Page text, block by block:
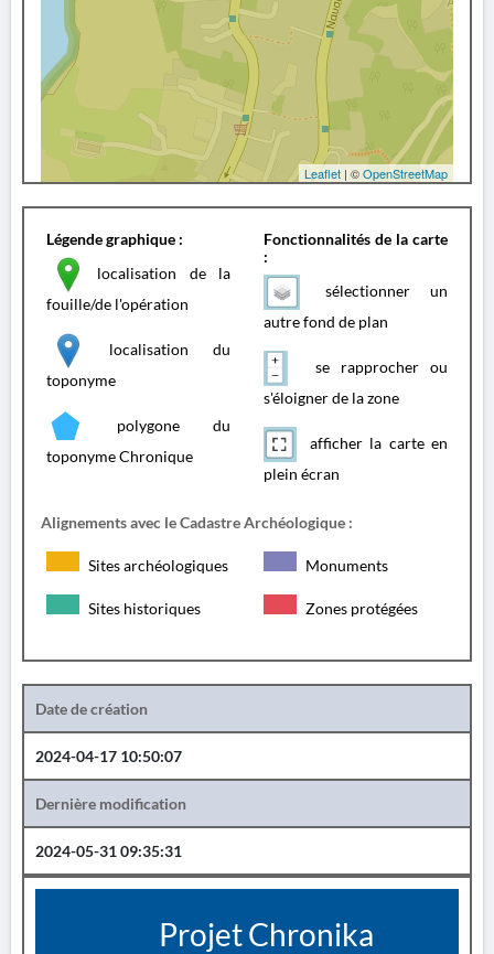
Leaflet | ©OpenStreetMap
Légende graphique :
localisation de la
fouille/de l'opération
localisation du
toponyme
polygone du
toponyme Chronique
Fonctionnalités de la carte
:
sélectionner un
autre fond de plan
se rapprocher ou
s'éloigner de la zone
afficher la carte en
plein écran
Alignements avec le Cadastre Archéologique :
Sites archéologiques Monuments
Sites historiques Zones protégées
Date de création
2024-04-17 10:50:07
Dernière modification
2024-05-31 09:35:31
Projet Chronika